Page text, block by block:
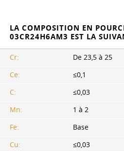
LA COMPOSITION EN
03CR24H6AM3 EST LA
Cr:
De 23,5 à 25
Ce:
≤0,1
C:
≤0,03
Mn:
1 à 2
Fe:
Base
Cu:
≤0,03